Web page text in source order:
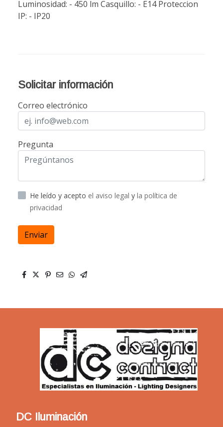
Luminosidad: - 450 lm Casquillo: - E14 Proteccion
IP: - IP20
Solicitar información
Correo electrónico
Pregunta
He leído y acepto el aviso legal y la política de
privacidad
Enviar
DC Iluminación